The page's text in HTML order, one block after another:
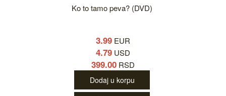
Ko to tamo peva? (DVD)
3.99 EUR
4.79 USD
399.00 RSD
Dodaj u korpu